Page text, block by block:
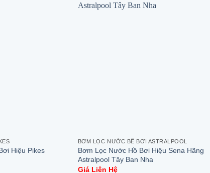
Hiệu Pikes
BƠM LỌC NƯỚC BỂ BƠI ASTRALPOOL
Bơm Lọc Nước Hồ Bơi Hiệu Sena Hãng
Astralpool Tây Ban Nha
Giá Liên Hệ